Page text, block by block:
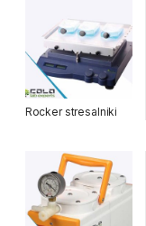
Rocker stresalniki